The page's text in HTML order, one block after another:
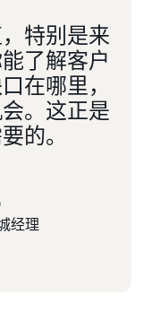
特别是来
了解客户
在哪里，
。这正是
的。
经理